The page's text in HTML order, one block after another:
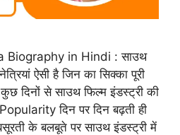
Biography in Hindi : साउथ
ऐसी है जिन का सिक्का पूरी
दिनों से साउथ फिल्म इंडस्ट्री की
दिन पर दिन बढ़ती ही
के बलबूते पर साउथ इंडस्ट्री में